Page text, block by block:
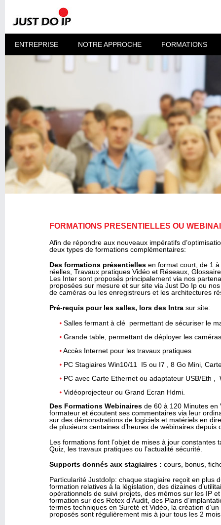
ENTREPRISE NOTRE APPROCHE FORMATIONS
FORMATIONS PRÉSENTIELLES OU
Afin de répondre aux nouveaux impératifs
deux types de formations complémentaires:
Des formations présentielles en format court, de 1
réelles, Travaux pratiques Vidéo et Réseaux,
Les Inter sont proposés principalement via nos
proposées sur mesure et sur site via Just Do Ip ou
de caméras ou les enregistreurs et les architectures
Pré-requis pour les salles, lors des Intra sur site:
Salles fermant à clé permettant de sécuriser le
Grande table, permettant de déployer les
Accès Internet pour les travaux pratiques
PC Stagiaires Win10/11 I5 ou I7 , 8 Go Mini,
PC avec Carte Ethernet ou adaptateur USB/Eth ,
Vidéoprojecteur ou Grand Ecran Hdmi.
Des Formations Webinaires de 60 à 120 Minutes en
formateur et écoutent ses commentaires via leur
sur des démonstrations de logiciels et matériels en
de plusieurs centaines d’heures de wébinaires depuis
Les formations font l’objet de mises à jour
Quiz, les travaux pratiques ou l’actualité sécurité.
Supports donnés aux stagiaires : cours, bonus,
Particularité JustdoIp: chaque stagiaire reçoit en plus
formation relatives à la législation, des dizaines
opérationnels de suivi projets, des mémos sur les IP
formation sur des Retex d’Audit, des Plans
termes techniques en Sureté et Vidéo, la création
proposés sont régulièrement mis à jour tous les 2